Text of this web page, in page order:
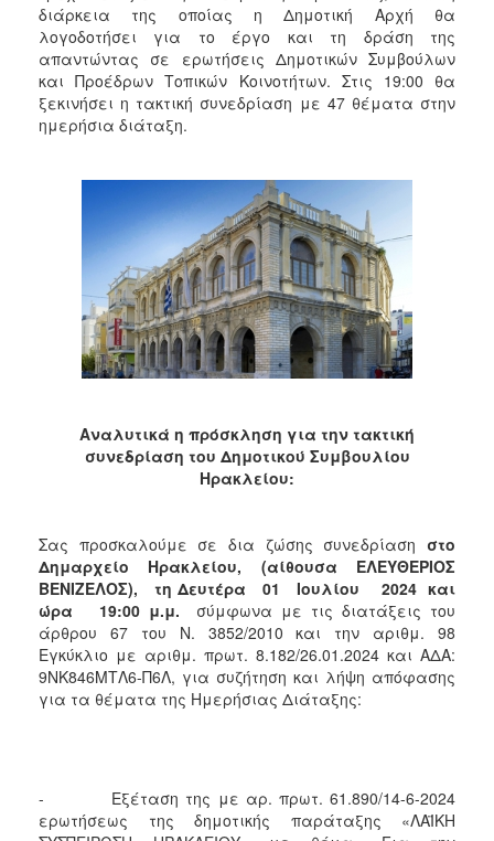
2015
2013
2012
2011
2006
ΠΟΛΙΤΙΣΜΟΣ
ΑΝΘΕΚΤΙΚΗ
διάρκεια της οποίας η Δημοτική Αρχή θα
λογοδοτήσει για το έργο και τη δράση της
απαντώντας σε ερωτήσεις Δημοτικών Συμβούλων
και Προέδρων Τοπικών Κοινοτήτων. Στις 19:00 θα
ξεκινήσει η τακτική συνεδρίαση με 47 θέματα στην
ημερήσια διάταξη.
Αναλυτικά η πρόσκληση για την τακτική
συνεδρίαση του Δημοτικού Συμβουλίου
Ηρακλείου:
Σας προσκαλούμε σε δια ζώσης συνεδρίαση στο
Δημαρχείο Ηρακλείου, (αίθουσα ΕΛΕΥΘΕΡΙΟΣ
ΒΕΝΙΖΕΛΟΣ), τη Δευτέρα 01 Ιουλίου 2024 και
ώρα
19:00 μ.μ.
σύμφωνα με τις διατάξεις του
άρθρου 67 του Ν. 3852/2010 και την αριθμ. 98
Εγκύκλιο με αριθμ. πρωτ. 8.182/26.01.2024 και ΑΔΑ:
9ΝΚ846ΜΤΛ6-Π6Λ, για συζήτηση και λήψη απόφασης
για τα θέματα της Ημερήσιας Διάταξης:
- Εξέταση της με αρ. πρωτ. 61.890/14-6-2024
ερωτήσεως της δημοτικής παράταξης «ΛΑΪΚΗ